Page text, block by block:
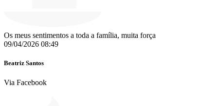
Os meus sentimentos a toda a família, muita força ️
09/04/2026 08:49
Beatriz Santos
Via Facebook